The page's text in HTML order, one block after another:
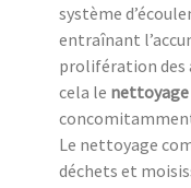
système
entraînant
prolifération des
cela le
Le nettoyage
déchets et